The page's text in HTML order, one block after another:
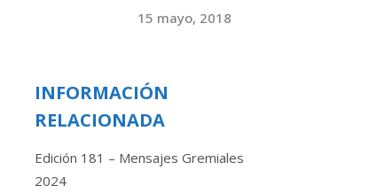
15 mayo, 2018
INFORMACIÓN
RELACIONADA
Edición 181 – Mensajes Gremiales
2024